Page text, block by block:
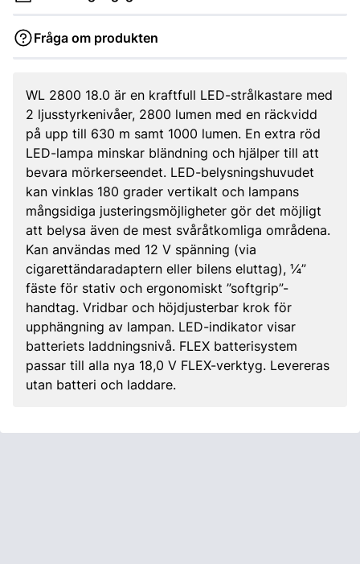
Fråga om produkten
WL 2800 18.0 är en kraftfull LED-strålkastare med
2 ljusstyrkenivåer, 2800 lumen med en räckvidd
på upp till 630 m samt 1000 lumen. En extra röd
LED-lampa minskar bländning och hjälper till att
bevara mörkerseendet. LED-belysningshuvudet
kan vinklas 180 grader vertikalt och lampans
mångsidiga justeringsmöjligheter gör det möjligt
att belysa även de mest svåråtkomliga områdena.
Kan användas med 12 V spänning (via
cigarettändaradaptern eller bilens eluttag), ¼”
fäste för stativ och ergonomiskt ”softgrip”-
handtag. Vridbar och höjdjusterbar krok för
upphängning av lampan. LED-indikator visar
batteriets laddningsnivå. FLEX batterisystem
passar till alla nya 18,0 V FLEX-verktyg. Levereras
utan batteri och laddare.